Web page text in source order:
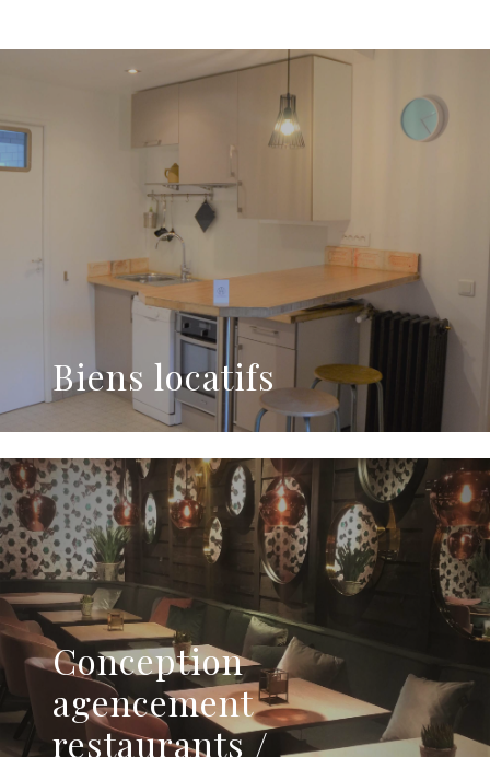
Biens locatifs
Conception
agencement
restaurants /